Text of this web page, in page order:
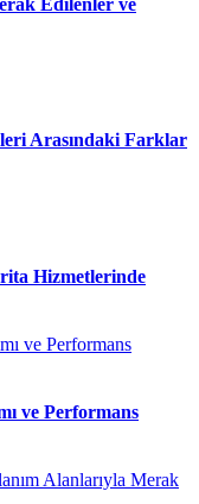
Arasındaki Farklar
Hizmetlerinde
ve Performans